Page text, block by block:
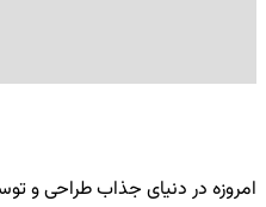
امروزه در دنیای جذاب طراحی و